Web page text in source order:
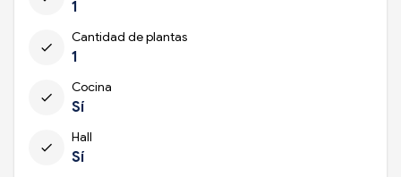
1
check
Cantidad de plantas
1
check
Cocina
Sí
check
Hall
Sí